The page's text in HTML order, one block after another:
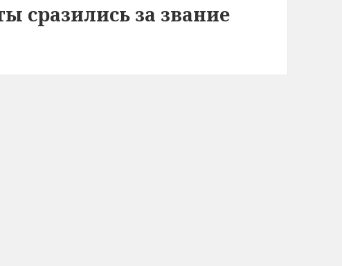
сразились за звание